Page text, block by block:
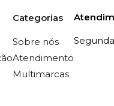
Categorias
Sobre nós
Atendimento
Multimarcas